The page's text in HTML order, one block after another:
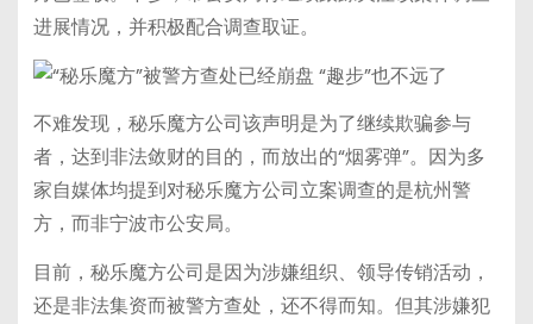
进展情况，并积极配合调查取证。
不难发现，秘乐魔方公司该声明是为了继续欺骗参与
者，达到非法敛财的目的，而放出的“烟雾弹”。因为多
家自媒体均提到对秘乐魔方公司立案调查的是杭州警
方，而非宁波市公安局。
目前，秘乐魔方公司是因为涉嫌组织、领导传销活动，
还是非法集资而被警方查处，还不得而知。但其涉嫌犯